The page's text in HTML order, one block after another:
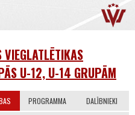
U-12, U-14 GRUPĀM
PROGRAMMA DALĪBNIEKI